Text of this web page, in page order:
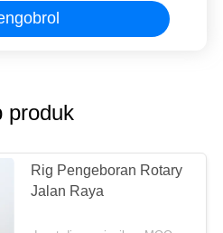
produk
Rig Pengeboran Rotary
Jalan Raya